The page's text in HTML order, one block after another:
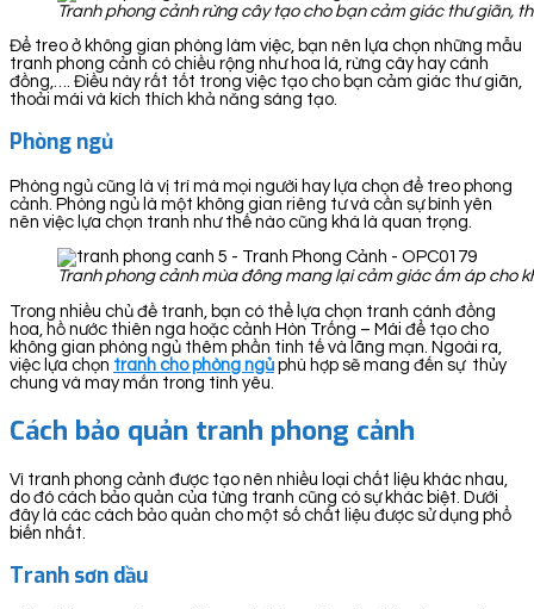
Tranh phong cảnh rừng cây tạo cho bạn cảm giác thư giãn,
Để treo ở không gian phòng làm việc, bạn nên lựa chọn những mẫu
tranh phong cảnh có chiều rộng như hoa lá, rừng cây hay cánh
đồng,…. Điều này rất tốt trong việc tạo cho bạn cảm giác thư giãn,
thoải mái và kích thích khả năng sáng tạo.
Phòng ngủ
Phòng ngủ cũng là vị trí mà mọi người hay lựa chọn để treo phong
cảnh. Phòng ngủ là một không gian riêng tư và cần sự bình yên
nên việc lựa chọn tranh như thế nào cũng khá là quan trọng.
Tranh phong cảnh mùa đông mang lại cảm giác ấm áp cho
Trong nhiều chủ đề tranh, bạn có thể lựa chọn tranh cánh đồng
hoa, hồ nước thiên nga hoặc cảnh Hòn Trống – Mái để tạo cho
không gian phòng ngủ thêm phần tinh tế và lãng mạn. Ngoài ra,
việc lựa chọn tranh cho phòng ngủ phù hợp sẽ mang đến sự thủy
chung và may mắn trong tình yêu.
Cách bảo quản tranh phong cảnh
Vì tranh phong cảnh được tạo nên nhiều loại chất liệu khác nhau,
do đó cách bảo quản của từng tranh cũng có sự khác biệt. Dưới
đây là các cách bảo quản cho một số chất liệu được sử dụng phổ
biến nhất.
Tranh sơn dầu